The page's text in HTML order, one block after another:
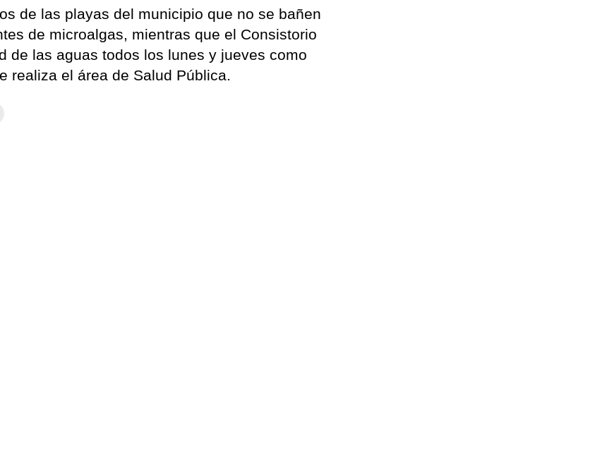
de las playas del municipio que no se bañen
de microalgas, mientras que el Consistorio
de las aguas todos los lunes y jueves como
realiza el área de Salud Pública.